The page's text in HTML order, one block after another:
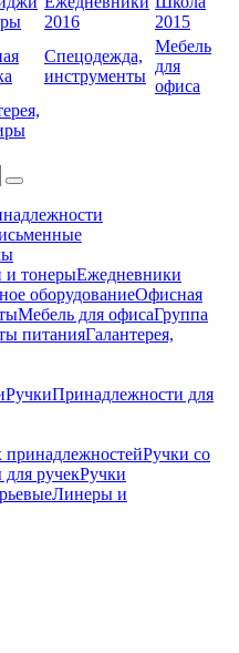
2016
2015
Спецодежда,
инструменты
Мебель
для
офиса
и тонерыЕжедневники
оборудованиеОфисная
Мебель для офисаГруппа
питанияГалантерея,
РучкиПринадлежности для
Ручки со
ручекРучки
Линеры и